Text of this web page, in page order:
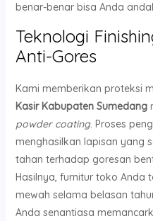
benar-benar bisa Anda
Teknologi
Anti-Gores
Kami memberikan proteksi
Kasir Kabupaten Sumedang
powder coating. Proses
menghasilkan lapisan yang
tahan terhadap goresan
Hasilnya, furnitur toko Anda
mewah selama belasan
Anda senantiasa